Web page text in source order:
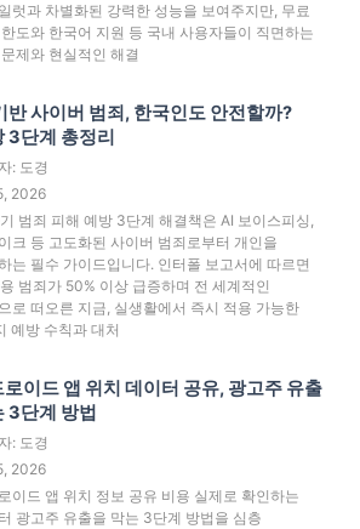
럿과 차별화된 강력한 성능을 보여주지만, 무료
도와 한국어 지원 등 국내 사용자들이 직면하는
제와 현실적인 해결
반 사이버 범죄, 한국인도 안전할까?
3단계 총정리
: 도경
2026
범죄 피해 예방 3단계 해결책은 AI 보이스피싱,
크 등 고도화된 사이버 범죄로부터 개인을
는 필수 가이드입니다. 인터폴 보고서에 따르면
범죄가 50% 이상 급증하며 전 세계적인
로 떠오른 지금, 실생활에서 즉시 적용 가능한
예방 수칙과 대처
로이드 앱 위치 데이터 공유, 광고주 유출
3단계 방법
: 도경
2026
이드 앱 위치 정보 공유 비용 실제로 확인하는
광고주 유출을 막는 3단계 방법을 심층